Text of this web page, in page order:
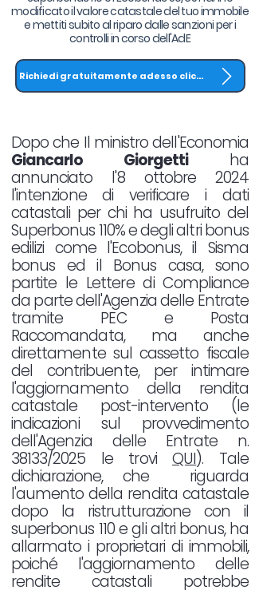
modificato il valore catastale del tuo immobile
e mettiti subito al riparo dalle sanzioni per i
controlli in corso dell'AdE
Richiedi gratuitamente adesso clicca QUI
Dopo che Il ministro dell'Economia
Giancarlo Giorgettiha
annunciato l'8 ottobre 2024
l'intenzione di verificare i dati
catastali per chi ha usufruito del
Superbonus 110% e degli altri bonus
edilizi come l'Ecobonus, il Sisma
bonus ed il Bonus casa, sono
partite le Lettere di Compliance
da parte dell'Agenzia delle Entrate
tramite PEC e Posta
Raccomandata, ma anche
direttamente sul cassetto fiscale
del contribuente, per intimare
l'aggiornamento della rendita
catastale post-intervento (le
indicazioni sul provvedimento
dell'Agenzia delle Entrate n.
38133/2025 le troviQUI). Tale
dichiarazione, che riguarda
l'aumento della rendita catastale
dopo la ristrutturazione con il
superbonus 110 e gli altri bonus, ha
allarmato i proprietari di immobili,
poiché l'aggiornamento delle
rendite catastali potrebbe